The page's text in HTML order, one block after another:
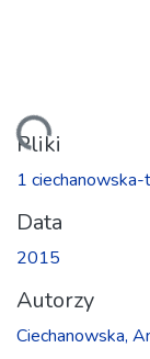
Pliki
1
Data
2015
Autorzy
Ciechanowska,